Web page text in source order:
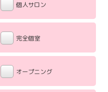
個人サロン
完全個室
オープニング